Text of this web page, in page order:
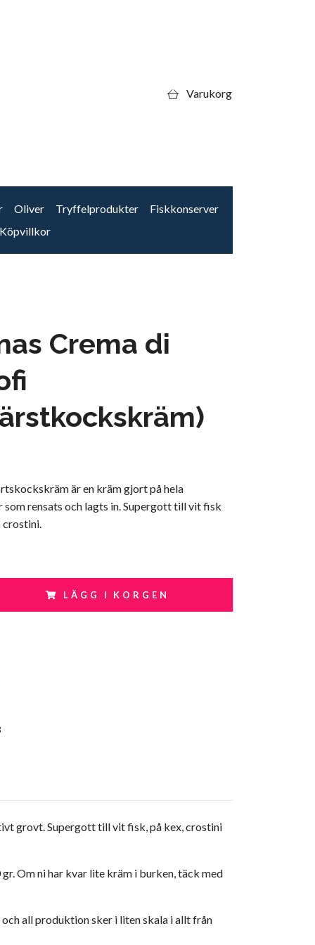
Varukorg
Oliver Tryffelprodukter
Fiskkonserver
Köpvillkor
Crema di
är en kräm gjort på hela
rensats och lagts in. Supergott till vit fisk
crostini.
LÄGG I KORGEN
grovt. Supergott till vit fisk, på kex, crostini
Om ni har kvar lite kräm i burken, täck med
all produktion sker i liten skala i allt från